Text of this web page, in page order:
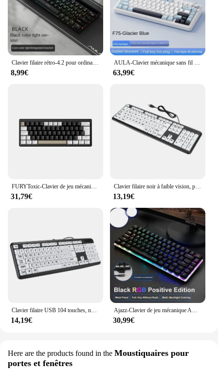
Clavier filaire rétro-4.2 pour ordinateur, 61 prédire, mini gaming 60%, bureau, procureur, RVB, rose
8,99€
AULA-Clavier mécanique sans fil F75, clavier gamer personnalisé, échange à chaud, disposition 75%, structure de joint de profil OEM, axe de faucheuse
63,99€
FURYToxic-Clavier de jeu mécanique à 61 touches, touches punAG61, anglais, russe, portugais, thaïlandais, rétroéclairage arc-en-ciel, lumières personnalisées
31,79€
Clavier filaire noir à faible vision, pour personnes âgées, avec impression large, blanc, prédire
13,19€
Clavier filaire USB 104 touches, noir, faible, blanc, impression grande taille, prédire, plug and play, pour les hommes et les femmes
14,19€
Ajazz-Clavier de jeu mécanique AK33, 82 prédire, interrupteur rouge, bleu, noir, PC, ordinateur portable, rétro4.2
30,99€
Here are the products found in the Moustiquaires pour
portes et fenêtres